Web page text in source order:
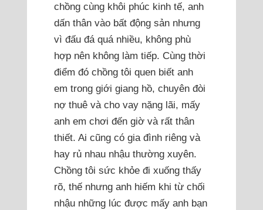
chồng cùng khôi phúc kinh tế, anh
dấn thân vào bất động sản nhưng
vì đấu đá quá nhiều, không phù
hợp nên không làm tiếp. Cùng thời
điểm đó chồng tôi quen biết anh
em trong giới giang hồ, chuyên đòi
nợ thuê và cho vay nặng lãi, mấy
anh em chơi đến giờ và rất thân
thiết. Ai cũng có gia đình riêng và
hay rủ nhau nhậu thường xuyên.
Chồng tôi sức khỏe đi xuống thấy
rõ, thế nhưng anh hiếm khi từ chối
nhậu những lúc được mấy anh bạn